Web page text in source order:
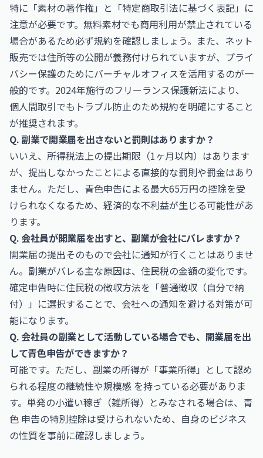
特に「素材の著作権」と「特定商取引法に基づく表記」に
注意が必要です。無料素材でも商用利用が禁止されている
場合があるため必ず規約を確認しましょう。また、ネット
販売では住所等の公開が義務付けられていますが、プライ
バシー保護のためにバーチャルオフィスを活用するのが一
般的です。2024年施行のフリーランス保護新法により、
個人間取引でもトラブル防止のため規約を明確にすること
が推奨されます。
Q. 副業で開業届を出さないと罰則はありますか？
いいえ、所得税法上の提出期限（1ヶ月以内）はあります
が、提出しなかったことによる直接的な罰則や罰金はあり
ません。ただし、青色申告による最大65万円の控除を受
けられなくなるため、経済的な不利益が生じる可能性があ
ります。
Q. 会社員が開業届を出すと、副業が会社にバレますか？
開業届の提出そのもので会社に通知が行くことはありませ
ん。副業がバレる主な原因は、住民税の金額の変化です。
確定申告時に住民税の徴収方法を「普通徴収（自分で納
付）」に選択することで、会社への通知を避ける対策が可
能になります。
Q. 会社員の副業として活動している場合でも、開業届を出
して青色申告ができますか？
可能です。ただし、副業の所得が「事業所得」として認め
られる程度の継続性や規模感 を持っている必要がありま
す。単発の小遣い稼ぎ（雑所得）とみなされる場合は、青
色 申告の特別控除は受けられないため、自身のビジネス
の性質を事前に確認しましょう。